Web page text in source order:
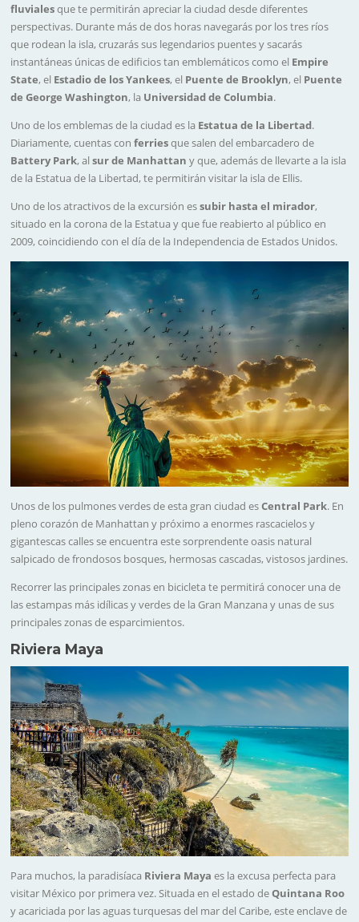
fluvialesque te permitirán apreciar la ciudad desde diferentes
perspectivas. Durante más de dos horas navegarás por los tres ríos
que rodean la isla, cruzarás sus legendarios puentes y sacarás
instantáneas únicas de edificios tan emblemáticos como el Empire
State, el Estadio de los Yankees, el Puente de Brooklyn, el Puente
de George Washington, la Universidad de Columbia.
Uno de los emblemas de la ciudad es la Estatua de la Libertad.
Diariamente, cuentas conferriesque salen del embarcadero de
Battery Park, alsur de Manhattan y que, además de llevarte a la isla
de la Estatua de la Libertad, te permitirán visitar la isla de Ellis.
Uno de los atractivos de la excursión essubir hasta el mirador,
situado en la corona de la Estatua y que fue reabierto al público en
2009, coincidiendo con el día de la Independencia de Estados Unidos.
Unos de los pulmones verdes de esta gran ciudad esCentral Park. En
pleno corazón de Manhattan y próximo a enormes rascacielos y
gigantescas calles se encuentra este sorprendente oasis natural
salpicado de frondosos bosques, hermosas cascadas, vistosos jardines.
Recorrer las principales zonas en bicicleta te permitirá conocer una de
las estampas más idílicas y verdes de la Gran Manzana y unas de sus
principales zonas de esparcimientos.
Riviera Maya
Para muchos, la paradisíaca Riviera Maya es la excusa perfecta para
visitar México por primera vez. Situada en el estado deQuintana Roo
y acariciada por las aguas turquesas del mar del Caribe, este enclave de